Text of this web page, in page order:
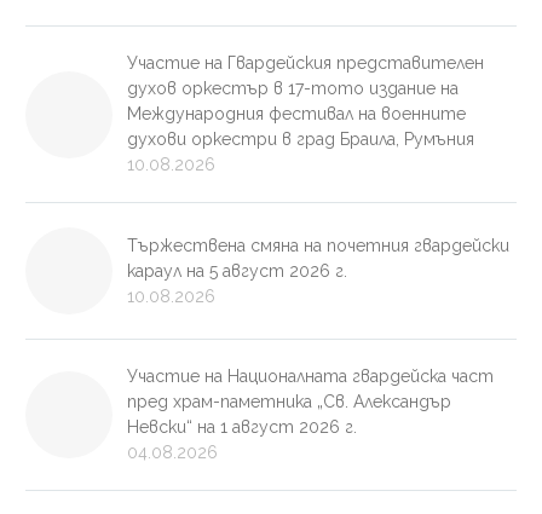
Участие на Гвардейския представителен
духов оркестър в 17-тото издание на
Международния фестивал на военните
духови оркестри в град Браила, Румъния
10.08.2026
Тържествена смяна на почетния гвардейски
караул на 5 август 2026 г.
10.08.2026
Участие на Националната гвардейска част
пред храм-паметника „Св. Александър
Невски“ на 1 август 2026 г.
04.08.2026